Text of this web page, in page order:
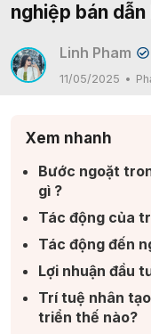
nghiệp bán
Linh Pham ✔
11/05/2025
Xem nhanh
Bước ngoặt
gì ?​
Tác động của
Tác động đến
Lợi nhuận đầu
Trí tuệ nhân
triển thế nào?​